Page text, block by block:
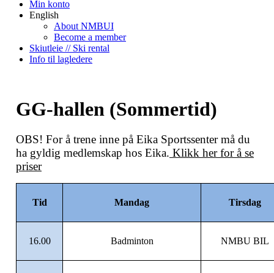
Min konto
English
About NMBUI
Become a member
Skiutleie // Ski rental
Info til lagledere
GG-hallen (Sommertid)
OBS! For å trene inne på Eika Sportssenter må du
ha gyldig medlemskap hos Eika. Klikk her for å se
priser
Tid Mandag Tirsdag
16.00 Badminton NMBU BIL